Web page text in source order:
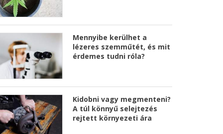
Mennyibe kerülhet a
lézeres szemműtét, és mit
érdemes tudni róla?
Kidobni vagy megmenteni?
A túl könnyű selejtezés
rejtett környezeti ára